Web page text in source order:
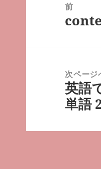
前
前
次ページ
次
の
稿:
英語
単語